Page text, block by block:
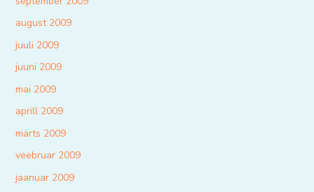
august 2009
juuli 2009
juuni 2009
mai 2009
aprill 2009
märts 2009
veebruar 2009
jaanuar 2009